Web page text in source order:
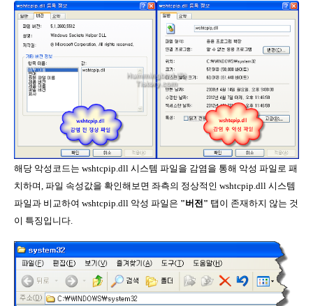
해당 악성코드는 wshtcpip.dll 시스템 파일을 감염을 통해 악성 파일로 패
치하며, 파일 속성값을 확인해보면 좌측의 정상적인 wshtcpip.dll 시스템
파일과 비교하여 wshtcpip.dll 악성 파일은 "버전" 탭이 존재하지 않는 것
이 특징입니다.